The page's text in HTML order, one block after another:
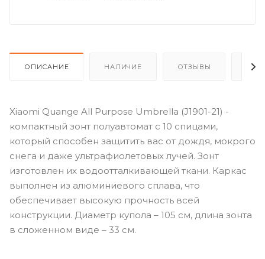
ОПИСАНИЕ НАЛИЧИЕ ОТЗЫВЫ
Xiaomi Quange All Purpose Umbrella (J1901-21) -
компактный зонт полуавтомат с 10 спицами,
который способен защитить вас от дождя, мокрого
снега и даже ультрафиолетовых лучей. Зонт
изготовлен их водоотталкивающей ткани. Каркас
выполнен из алюминиевого сплава, что
обеспечивает высокую прочность всей
конструкции. Диаметр купола – 105 см, длина зонта
в сложенном виде – 33 см.